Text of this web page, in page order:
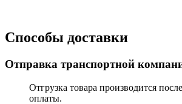
Способы доставки
Отправка транспортной
Отгрузка товара производится
оплаты.